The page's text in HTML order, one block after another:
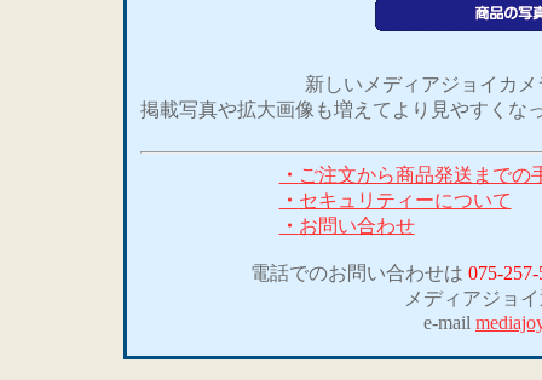
新しいメディアジョイカ
掲載写真や拡大画像も増えてより見やすくな
・ ご注文から商品発送までの
・ セキュリティーについて
・ お問い合わせ
電話でのお問い合わせは 075-257-
メディアジョ
e-mail